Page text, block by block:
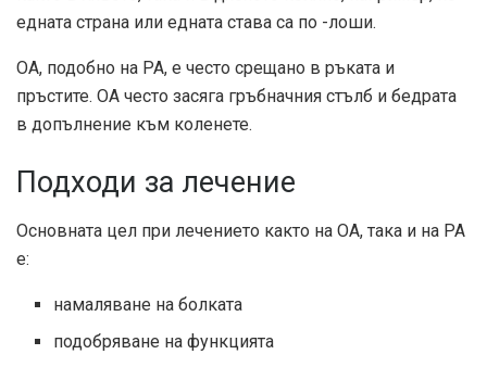
едната страна или едната става са по -лоши.
ОА, подобно на РА, е често срещано в ръката и
пръстите. ОА често засяга гръбначния стълб и бедрата
в допълнение към коленете.
Подходи за лечение
Основната цел при лечението както на ОА, така и на РА
е:
намаляване на болката
подобряване на функцията